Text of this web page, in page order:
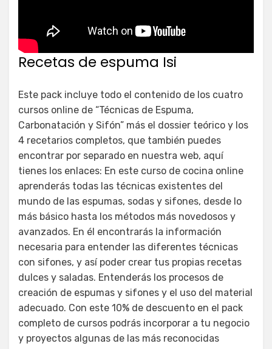
Recetas de espuma Isi
Este pack incluye todo el contenido de los cuatro
cursos online de “Técnicas de Espuma,
Carbonatación y Sifón” más el dossier teórico y los
4 recetarios completos, que también puedes
encontrar por separado en nuestra web, aquí
tienes los enlaces: En este curso de cocina online
aprenderás todas las técnicas existentes del
mundo de las espumas, sodas y sifones, desde lo
más básico hasta los métodos más novedosos y
avanzados. En él encontrarás la información
necesaria para entender las diferentes técnicas
con sifones, y así poder crear tus propias recetas
dulces y saladas. Entenderás los procesos de
creación de espumas y sifones y el uso del material
adecuado. Con este 10% de descuento en el pack
completo de cursos podrás incorporar a tu negocio
y proyectos algunas de las más reconocidas